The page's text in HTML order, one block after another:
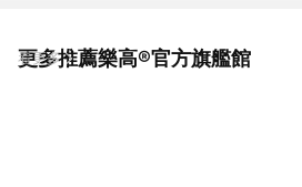
更多推薦樂高®官方旗艦館
看更多